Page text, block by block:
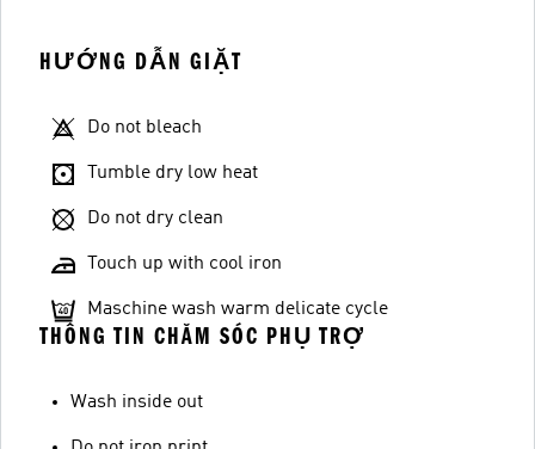
HƯỚNG DẪN GIẶT
Do not bleach
Tumble dry low heat
Do not dry clean
Touch up with cool iron
Maschine wash warm delicate cycle
THÔNG TIN CHĂM SÓC PHỤ TRỢ
Wash inside out